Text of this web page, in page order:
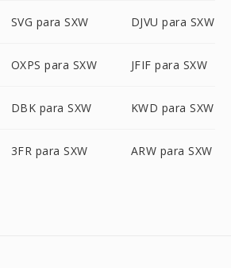
SVG para SXW DJVU para SXW
OXPS para SXW JFIF para SXW
DBK para SXW KWD para SXW
3FR para SXW ARW para SXW